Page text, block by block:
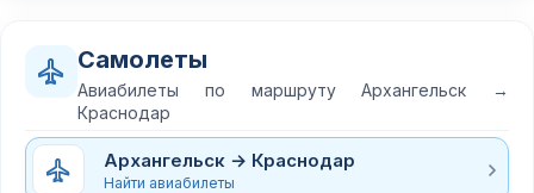
Самолеты
Авиабилеты по маршруту Архангельск →
Краснодар
Архангельск → Краснодар
Найти авиабилеты